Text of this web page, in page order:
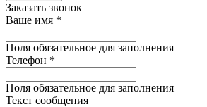
Заказать звонок
Ваше имя *
Поля обязательное для заполнения
Телефон *
Поля обязательное для заполнения
Текст сообщения